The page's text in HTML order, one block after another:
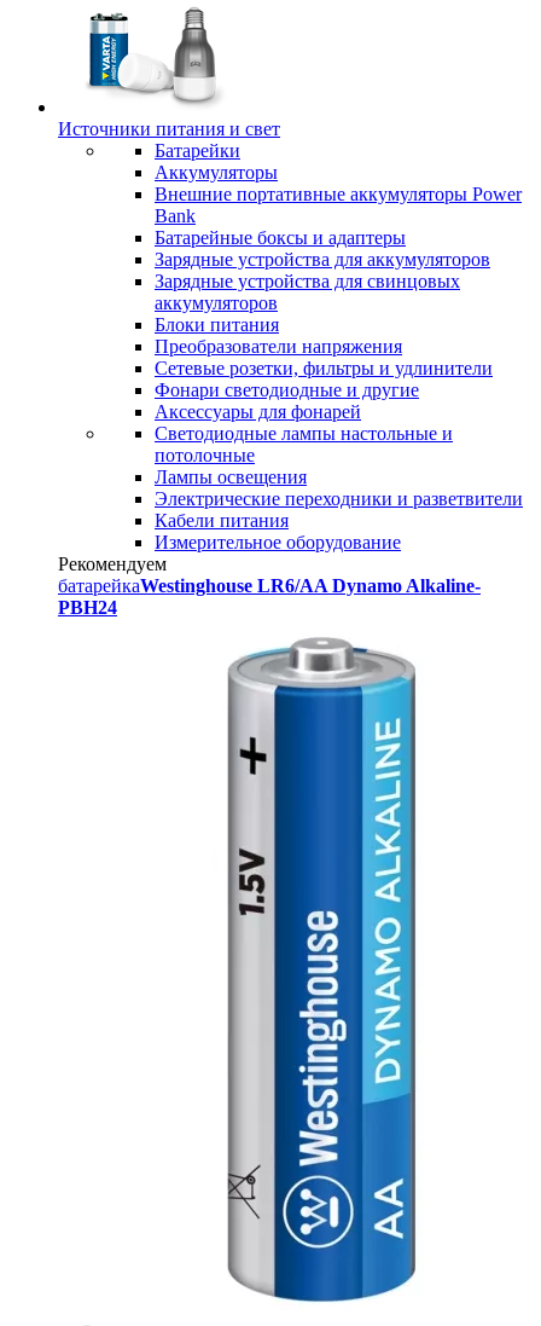
Источники питания и свет
Батарейки
Аккумуляторы
Внешние портативные аккумуляторы Power
Bank
Батарейные боксы и адаптеры
Зарядные устройства для аккумуляторов
Зарядные устройства для свинцовых
аккумуляторов
Блоки питания
Преобразователи напряжения
Сетевые розетки, фильтры и удлинители
Фонари светодиодные и другие
Аксессуары для фонарей
Светодиодные лампы настольные и
потолочные
Лампы освещения
Электрические переходники и разветвители
Кабели питания
Измерительное оборудование
Рекомендуем
батарейкаWestinghouse LR6/AA Dynamo Alkaline-
PBH24